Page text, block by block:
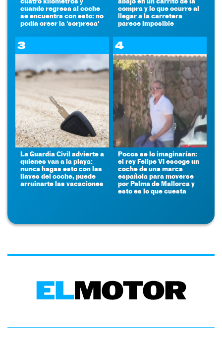
cuando regresa al coche
se encuentra con esto: no
podía creer la 'sorpresa'
compra y lo que ocurre al
llegar a la carretera
parece imposible
3
La Guardia Civil advierte a
quienes van a la playa:
nunca hagas esto con las
llaves del coche, puede
arruinarte las vacaciones
4
Pocos se lo imaginarían:
el rey Felipe VI escoge un
coche de una marca
española para moverse
por Palma de Mallorca y
esto es lo que cuesta